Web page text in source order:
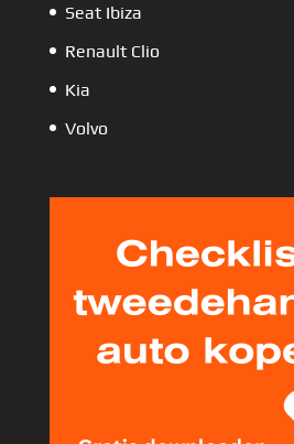
Seat Ibiza
Renault Clio
Kia
Volvo